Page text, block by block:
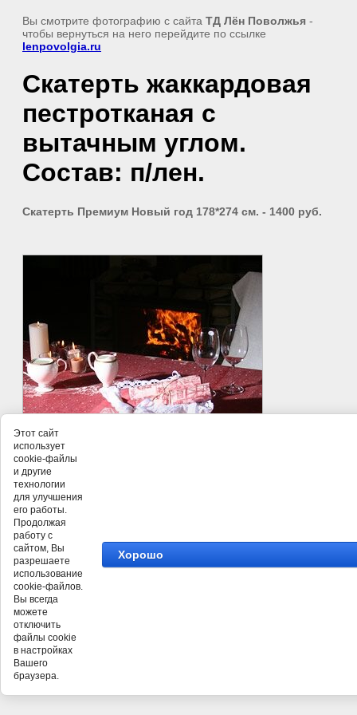
Вы смотрите фотографию с сайта ТД Лён Поволжья -
чтобы вернуться на него перейдите по ссылке
lenpovolgia.ru
Скатерть жаккардовая
пестротканая с
вытачным углом.
Состав: п/лен.
Скатерть Премиум Новый год 178*274 см. - 1400 руб.
©ТД Лён Поволжья
Этот сайт
использует
cookie-файлы
и другие
технологии
для улучшения
его работы.
Продолжая
работу с
сайтом, Вы
разрешаете
использование
cookie-файлов.
Вы всегда
можете
отключить
файлы cookie
в настройках
Вашего
браузера.
Хорошо